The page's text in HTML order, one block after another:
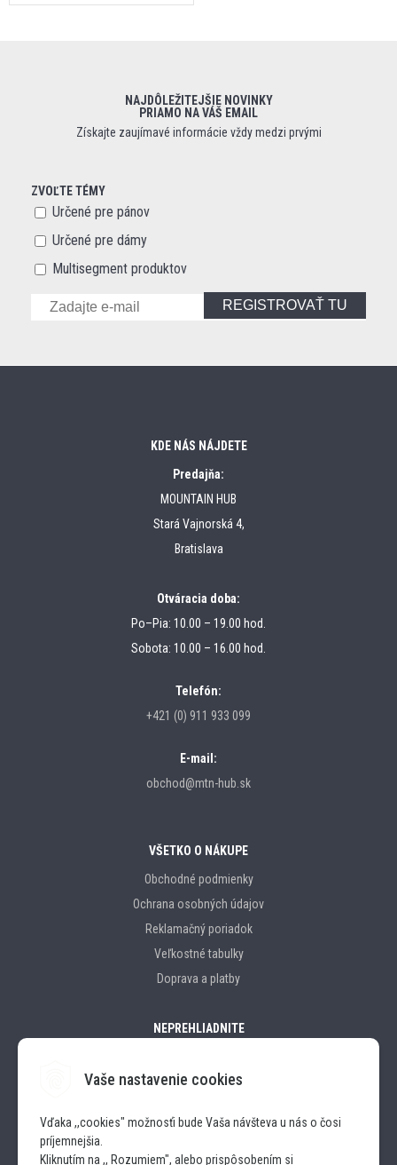
Vaše nastavenie cookies
Vďaka ,,cookies" možnosťi bude Vaša návšteva u nás o čosi
príjemnejšia.
Kliknutím na ,, Rozumiem", alebo prispôsobením si
NAJDÔLEŽITEJŠIE NOVINKY
PRIAMO NA VÁŠ EMAIL
Získajte zaujímavé informácie vždy medzi prvými
ZVOĽTE TÉMY
Určené pre pánov
Určené pre dámy
Multisegment produktov
REGISTROVAŤ TU
KDE NÁS NÁJDETE
Predajňa:
MOUNTAIN HUB
Stará Vajnorská 4,
Bratislava
Otváracia doba:
Po–Pia: 10.00 – 19.00 hod.
Sobota: 10.00 – 16.00 hod.
Telefón:
+421 (0) 911 933 099
E-mail:
obchod@mtn-hub.sk
VŠETKO O NÁKUPE
Obchodné podmienky
Ochrana osobných údajov
Reklamačný poriadok
Veľkostné tabulky
Doprava a platby
NEPREHLIADNITE